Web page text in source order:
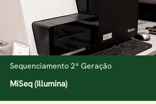
Sequenciamento2ª Geração
MiSeq (Illumina)